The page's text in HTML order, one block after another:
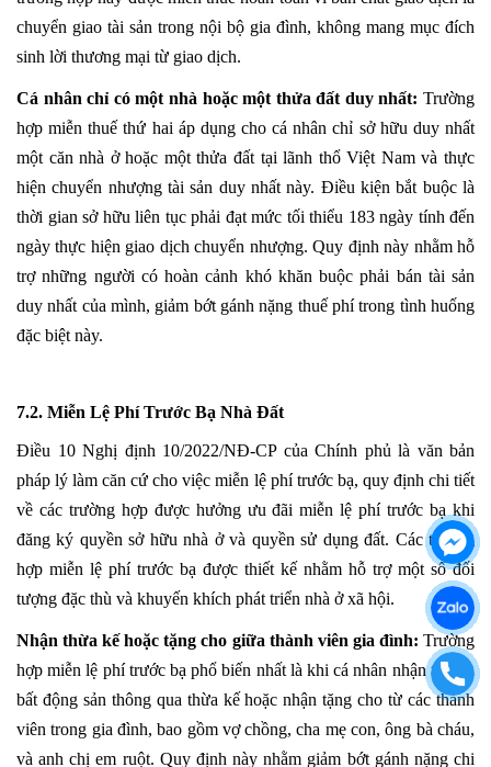
chuyển giao tài sản trong nội bộ gia đình, không mang mục đích
sinh lời thương mại từ giao dịch.
Cá nhân chỉ có một nhà hoặc một thửa đất duy nhất: Trường
hợp miễn thuế thứ hai áp dụng cho cá nhân chỉ sở hữu duy nhất
một căn nhà ở hoặc một thửa đất tại lãnh thổ Việt Nam và thực
hiện chuyển nhượng tài sản duy nhất này. Điều kiện bắt buộc là
thời gian sở hữu liên tục phải đạt mức tối thiểu 183 ngày tính đến
ngày thực hiện giao dịch chuyển nhượng. Quy định này nhằm hỗ
trợ những người có hoàn cảnh khó khăn buộc phải bán tài sản
duy nhất của mình, giảm bớt gánh nặng thuế phí trong tình huống
đặc biệt này.
7.2. Miễn Lệ Phí Trước Bạ Nhà Đất
Điều 10 Nghị định 10/2022/NĐ-CP của Chính phủ là văn bản
pháp lý làm căn cứ cho việc miễn lệ phí trước bạ, quy định chi tiết
về các trường hợp được hưởng ưu đãi miễn lệ phí trước bạ khi
đăng ký quyền sở hữu nhà ở và quyền sử dụng đất. Các trường
hợp miễn lệ phí trước bạ được thiết kế nhằm hỗ trợ một số đối
tượng đặc thù và khuyến khích phát triển nhà ở xã hội.
Nhận thừa kế hoặc tặng cho giữa thành viên gia đình: Trường
hợp miễn lệ phí trước bạ phổ biến nhất là khi cá nhân nhận tài sản
bất động sản thông qua thừa kế hoặc nhận tặng cho từ các thành
viên trong gia đình, bao gồm vợ chồng, cha mẹ con, ông bà cháu,
và anh chị em ruột. Quy định này nhằm giảm bớt gánh nặng chi